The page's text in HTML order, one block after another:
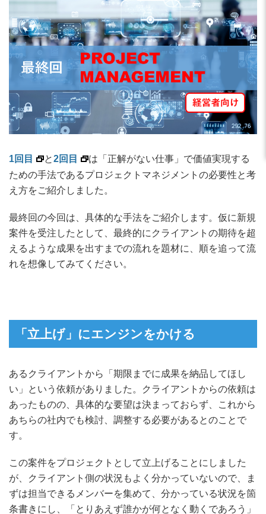
1回目 と2回目
は「正解がない仕事」で価値実現する
ための手法であるプロジェクトマネジメントの必要性と考
え方をご紹介しました。
最終回の今回は、具体的な手法をご紹介します。仮に新規
案件を受注したとして、最終的にクライアントの期待を超
えるような成果を出すまでの流れを題材に、順を追って流
れを想像してみてください。
「立上げ」にエンジンをかける
あるクライアントから「期限までに成果を納品してほし
い」という依頼がありました。クライアントからの依頼は
あったものの、具体的な要望は決まっておらず、これから
あちらの社内でも検討、調整する必要があるとのことで
す。
この案件をプロジェクトとして立上げることにしました
が、クライアント側の状況もよく分かっていないので、ま
ずは担当できるメンバーを集めて、分かっている状況を箇
条書きにし、「とりあえず誰かが何となく動くであろう」